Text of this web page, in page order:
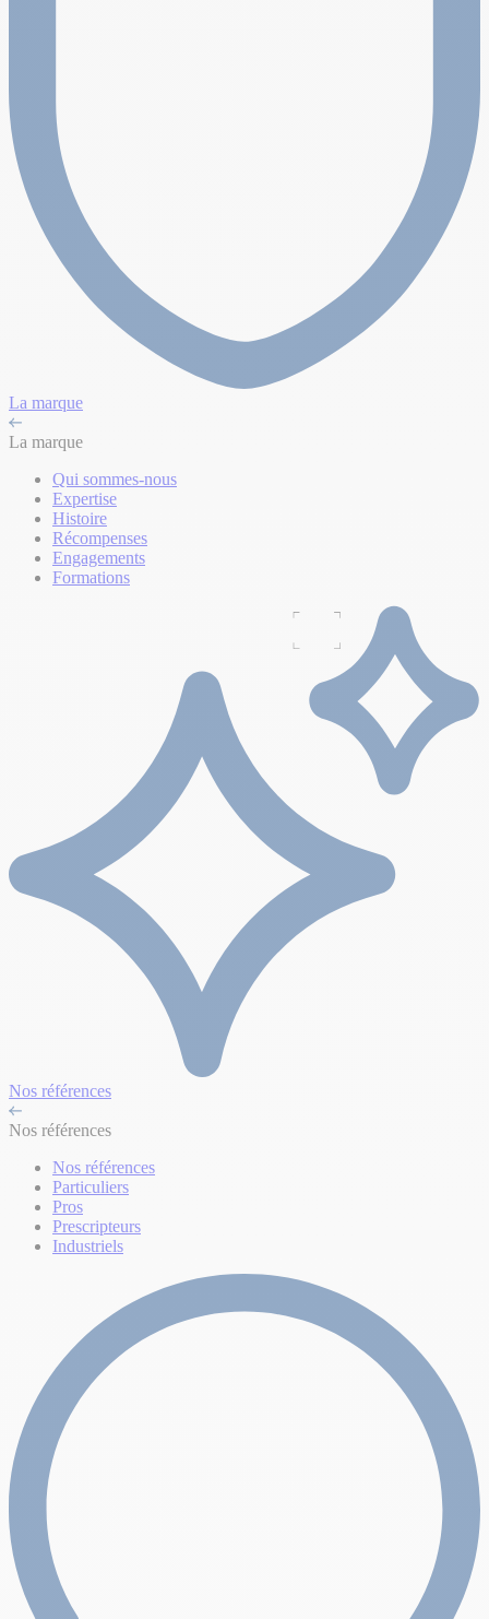
La marque
La marque
Qui sommes-nous
Expertise
Histoire
Récompenses
Engagements
Formations
Nos références
Nos références
Nos références
Particuliers
Pros
Prescripteurs
Industriels